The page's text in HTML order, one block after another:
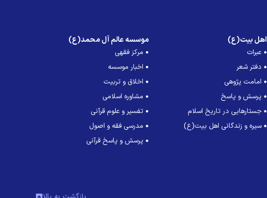
اهل بیت(ع)
عبرات
دفتر شعر
امامت پژوهی
پرسش و پاسخ
جستارهایی در تاریخ اسلام
سیره و زندگانی اهل بیت(ع)
موسسه عالم آل محمد(ع)
مرکز فقهی
اخبار موسسه
اخلاق و تربیت
مشاوره اسلامی
تفسیر و علوم قرآنی
مدرسی فقه و اصول
پرسش و پاسخ قرآنی